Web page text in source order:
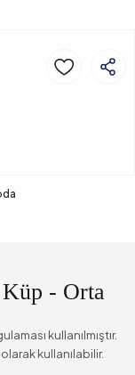
- Orta
kullanılmıştır.
kullanılabilir.